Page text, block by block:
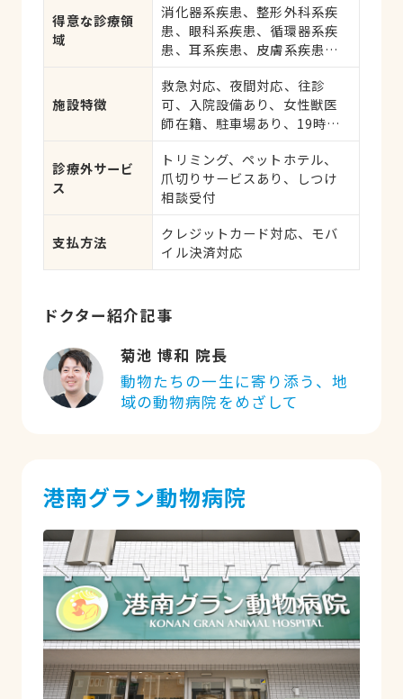
応、健康診断、各種検査、外
科手術
得意な診療領
域
消化器系疾患、整形外科系疾
患、眼科系疾患、循環器系疾
患、耳系疾患、皮膚系疾患、
ん
施設特徴
救急対応、夜間対応、往診
可、入院設備あり、女性獣医
師在籍、駐車場あり、19時以
曜診療、祝日診療
診療外サービ
ス
トリミング、ペットホテル、
爪切りサービスあり、しつけ
相談受付
支払方法
クレジットカード対応、モバ
イル決済対応
ドクター紹介記事
菊池 博和 院長
動物たちの一生に寄り添う、地
域の動物病院をめざして
港南グラン動物病院